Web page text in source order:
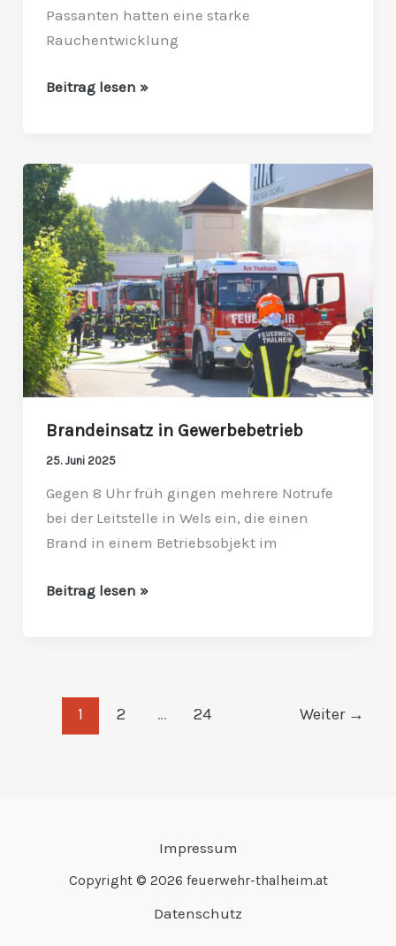
Passanten hatten eine starke
Rauchentwicklung
Beitrag lesen »
Brandeinsatz in Gewerbebetrieb
25. Juni 2025
Gegen 8 Uhr früh gingen mehrere Notrufe
bei der Leitstelle in Wels ein, die einen
Brand in einem Betriebsobjekt im
Brandeinsatz
in
Gewerbebetrieb
Beitrag lesen »
1 2 … 24 Weiter →
Impressum
Copyright © 2026 feuerwehr-thalheim.at
Datenschutz